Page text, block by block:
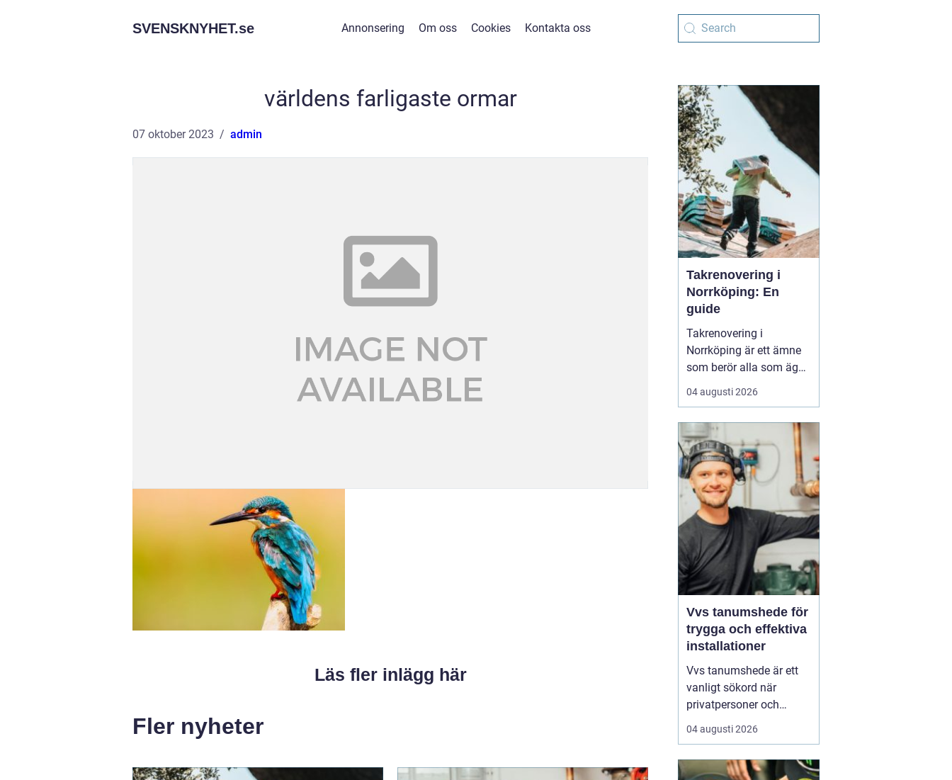
SVENSKNYHET.se Annonsering Om oss Cookies Kontakta oss
världens farligaste ormar
07 oktober 2023 admin
Läs fler inlägg här
Fler nyheter
Takrenovering i
Norrköping: En
guide
Takrenovering i
Norrköping är ett ämne
som berör alla som äger
hus, radhus eller
flerfamiljshus i området.
viktigaste skydd mot
regn, snö och fukt, och
en i tid genomförd
renovering kan sp...
04 augusti 2026
Vvs tanumshede för
trygga och effektiva
installationer
Vvs tanumshede är ett
vanligt sökord när
privatpersoner och
företag behöver hjälp
med värme, vatten och
Många undrar vad som
04 augusti 2026